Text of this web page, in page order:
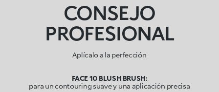
CONSEJO
PROFESIONAL
Aplícalo a la perfección
FACE 10 BLUSH BRUSH:
para un contouring suave y una aplicación precisa